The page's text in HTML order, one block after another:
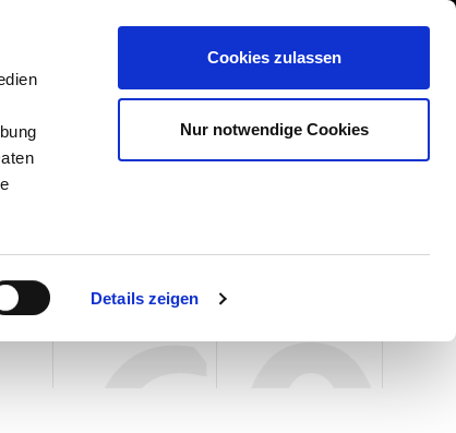
Details zeigen
Cookies zulassen
Nur notwendige Cookies
Whistleblowing International/Deutsch